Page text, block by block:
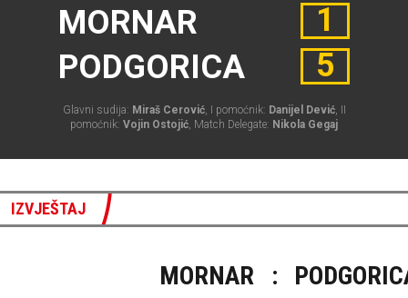
MORNAR
PODGORICA
1
5
Glavni sudija: Miraš Cerović, I pomoćnik: Danijel Dević, II
pomoćnik: Vojin Ostojić, Match Delegate: Nikola Gegaj
IZVJEŠTAJ
MORNAR :